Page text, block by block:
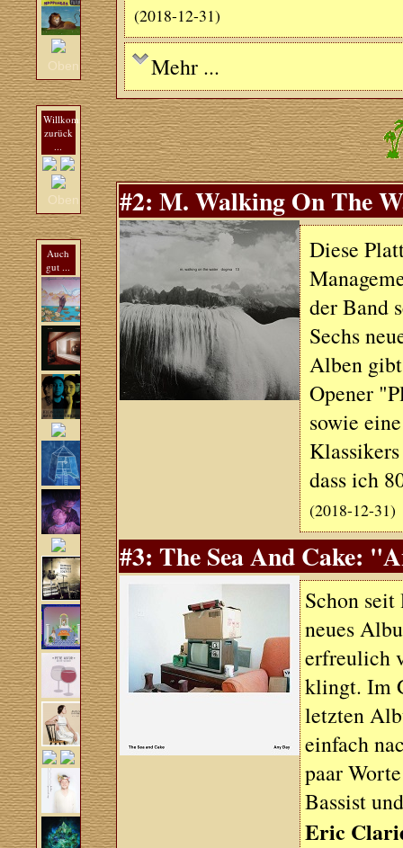
Oben
Willkommen
zurück
...
Oben
Auch
gut ...
(2018-12-31)
Mehr ...
#2: M. Walking On The
Diese
der Band
Sechs
Alben gibt
Opener
sowie
dass ich
(2018-12-31)
#3: The Sea And Cake:
Schon
neues
erfreulich
klingt. Im
letzten
einfach
paar
Bassist
Eric